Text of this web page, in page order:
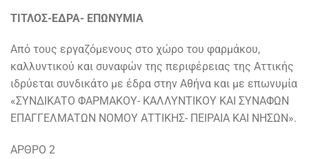
ΤΙΤΛΟΣ-ΕΔΡΑ- ΕΠΩΝΥΜΙΑ
Από τους εργαζόμενους στο χώρο του φαρμάκου,
καλλυντικού και συναφών της περιφέρειας της Αττικής
ιδρύεται συνδικάτο με έδρα στην Αθήνα και με επωνυμία
«ΣΥΝΔΙΚΑΤΟ ΦΑΡΜΑΚΟΥ- ΚΑΛΛΥΝΤΙΚΟΥ ΚΑΙ ΣΥΝΑΦΩΝ
ΕΠΑΓΓΕΛΜΑΤΩΝ ΝΟΜΟΥ ΑΤΤΙΚΗΣ- ΠΕΙΡΑΙΑ ΚΑΙ ΝΗΣΩΝ».
ΑΡΘΡΟ 2